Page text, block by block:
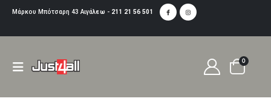
Μάρκου Μπότσαρη 43 Αιγάλεω - 211 21 56 501
0